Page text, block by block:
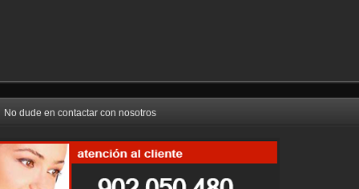
No dude en contactar con nosotros